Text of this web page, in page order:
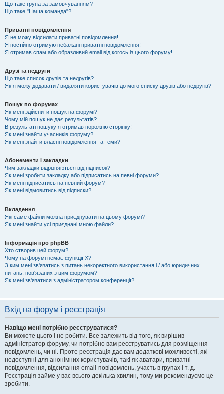
Що таке група за замовчуванням?
Що таке "Наша команда"?
Приватні повідомлення
Я не можу відсилати приватні повідомлення!
Я постійно отримую небажані приватні повідомлення!
Я отримав спам або образливий email від когось із цього форуму!
Друзі та недруги
Що таке список друзів та недругів?
Як я можу додавати / видаляти користувачів до мого списку друзів або недругів?
Пошук по форумах
Як мені здійснити пошук на форумі?
Чому мій пошук не дає результатів?
В результаті пошуку я отримав порожню сторінку!
Як мені знайти учасників форуму?
Як мені знайти власні повідомлення та теми?
Абонементи і закладки
Чим закладки відрізняються від підписок?
Як мені зробити закладку або підписатись на певні форуми?
Як мені підписатись на певний форум?
Як мені відмовитись від підписки?
Вкладення
Які саме файли можна приєднувати на цьому форумі?
Як мені знайти усі приєднані мною файли?
Інформація про phpBB
Хто створив цей форум?
Чому на форумі немає функції X?
З ким мені зв'язатись з питань некоректного використання і / або юридичних
питань, пов'язаних з цим форумом?
Як мені зв'язатися з адміністратором конференції?
Вхід на форум і реєстрація
Навіщо мені потрібно реєструватися?
Ви можете цього і не робити. Все залежить від того, як вирішив
адміністратор форуму, чи потрібно вам реєструватись для розміщення
повідомлень, чи ні. Проте реєстрація дає вам додаткові можливості, які
недоступні для анонімних користувачів, такі як аватари, приватні
повідомлення, відсилання email-повідомлень, участь в групах і т. д.
Реєстрація займе у вас всього декілька хвилин, тому ми рекомендуємо це
зробити.